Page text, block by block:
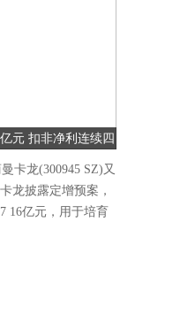
元 扣非净利连续四
卡龙(300945 SZ)又
龙披露定增预案，
16亿元，用于培育